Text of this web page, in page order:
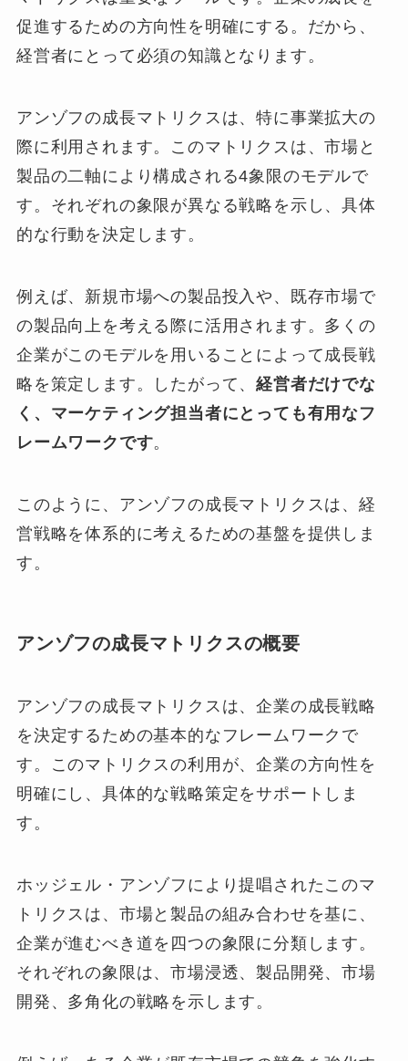
促進するための方向性を明確にする。だから、
経営者にとって必須の知識となります。
アンゾフの成長マトリクスは、特に事業拡大の
際に利用されます。このマトリクスは、市場と
製品の二軸により構成される4象限のモデルで
す。それぞれの象限が異なる戦略を示し、具体
的な行動を決定します。
例えば、新規市場への製品投入や、既存市場で
の製品向上を考える際に活用されます。多くの
企業がこのモデルを用いることによって成長戦
略を策定します。したがって、経営者だけでな
く、マーケティング担当者にとっても有用なフ
レームワークです。
このように、アンゾフの成長マトリクスは、経
営戦略を体系的に考えるための基盤を提供しま
す。
アンゾフの成長マトリクスの概要
アンゾフの成長マトリクスは、企業の成長戦略
を決定するための基本的なフレームワークで
す。このマトリクスの利用が、企業の方向性を
明確にし、具体的な戦略策定をサポートしま
す。
ホッジェル・アンゾフにより提唱されたこのマ
トリクスは、市場と製品の組み合わせを基に、
企業が進むべき道を四つの象限に分類します。
それぞれの象限は、市場浸透、製品開発、市場
開発、多角化の戦略を示します。